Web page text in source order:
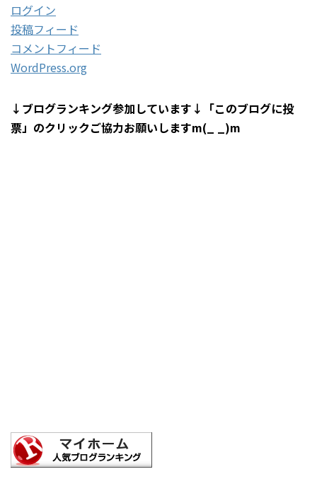
ログイン
投稿フィード
コメントフィード
WordPress.org
↓ブログランキング参加しています↓「このブログに投
票」のクリックご協力お願いしますm(_ _)m